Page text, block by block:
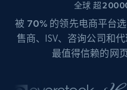
全球 超
被 70% 的领先电商平台
售商、ISV、咨询公司和
最值得信赖的网